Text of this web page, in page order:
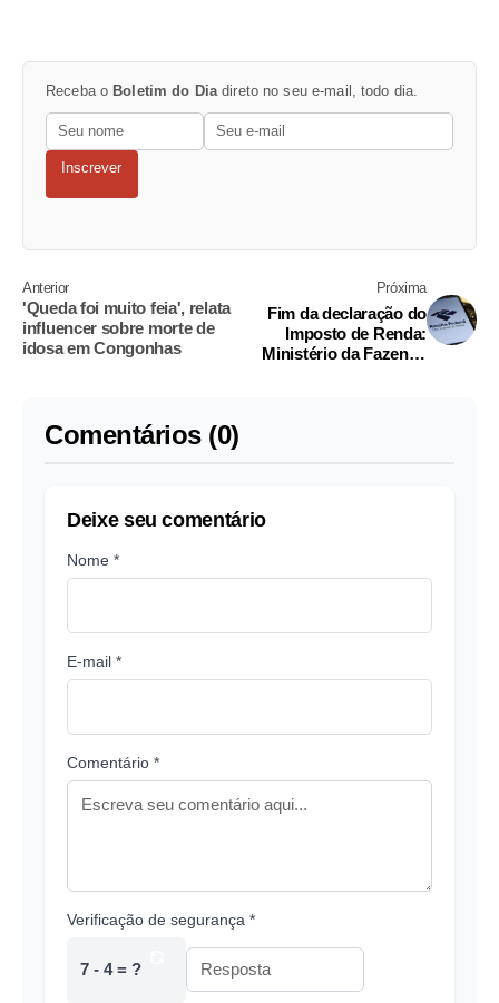
Receba o Boletim do Diadireto no seu e-mail, todo dia.
Inscrever
Anterior
'Queda foi muito feia', relata
influencer sobre morte de
idosa em Congonhas
Próxima
Fim da declaração do
Imposto de Renda:
Ministério da Fazenda
Comentários (0)
Deixe seu comentário
Nome *
E-mail *
Comentário *
Verificação de segurança *
7 - 4 = ?